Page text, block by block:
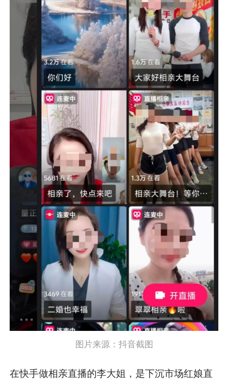
图片来源：抖音截图
在快手做相亲直播的李大姐，是下沉市场红娘直